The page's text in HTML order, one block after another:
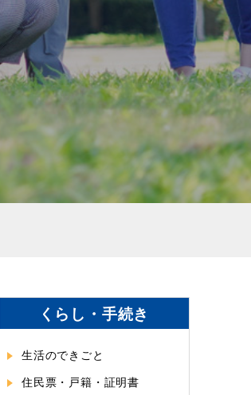
くらし・手続き
生活のできごと
住民票・戸籍・証明書